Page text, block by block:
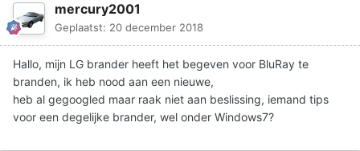
mercury2001
Geplaatst: 20 december 2018
Hallo, mijn LG brander heeft het begeven voor BluRay te
branden, ik heb nood aan een nieuwe,
heb al gegoogled maar raak niet aan beslissing, iemand tips
voor een degelijke brander, wel onder Windows7?